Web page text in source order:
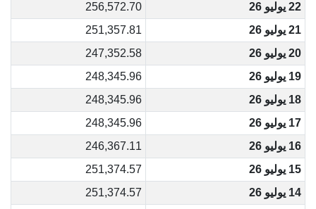
22 يوليو 26
256,572.70
21 يوليو 26
251,357.81
20 يوليو 26
247,352.58
19 يوليو 26
248,345.96
18 يوليو 26
248,345.96
17 يوليو 26
248,345.96
16 يوليو 26
246,367.11
15 يوليو 26
251,374.57
14 يوليو 26
251,374.57